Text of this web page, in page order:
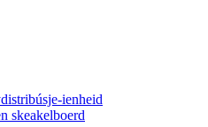
ienheid
skeakelboerd